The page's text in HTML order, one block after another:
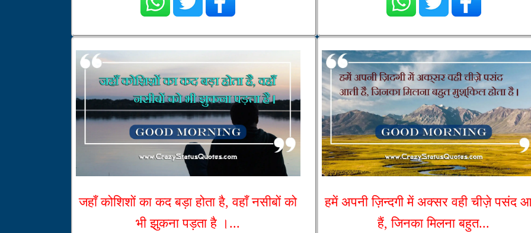
जहाँ कोशिशों का कद बड़ा होता है, वहाँ नसीबों को
भी झुकना पड़ता है ।...
हमें अपनी ज़िन्दगी में अक्सर वही चीज़े पसंद
हैं, जिनका मिलना बहुत...